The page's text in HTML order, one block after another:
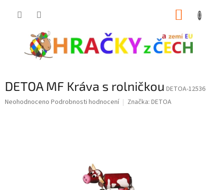
DETOA MF Kráva s rolničkou DETOA-12536
Průměrné
Neohodnoceno Podrobnosti hodnocení Značka: DETOA